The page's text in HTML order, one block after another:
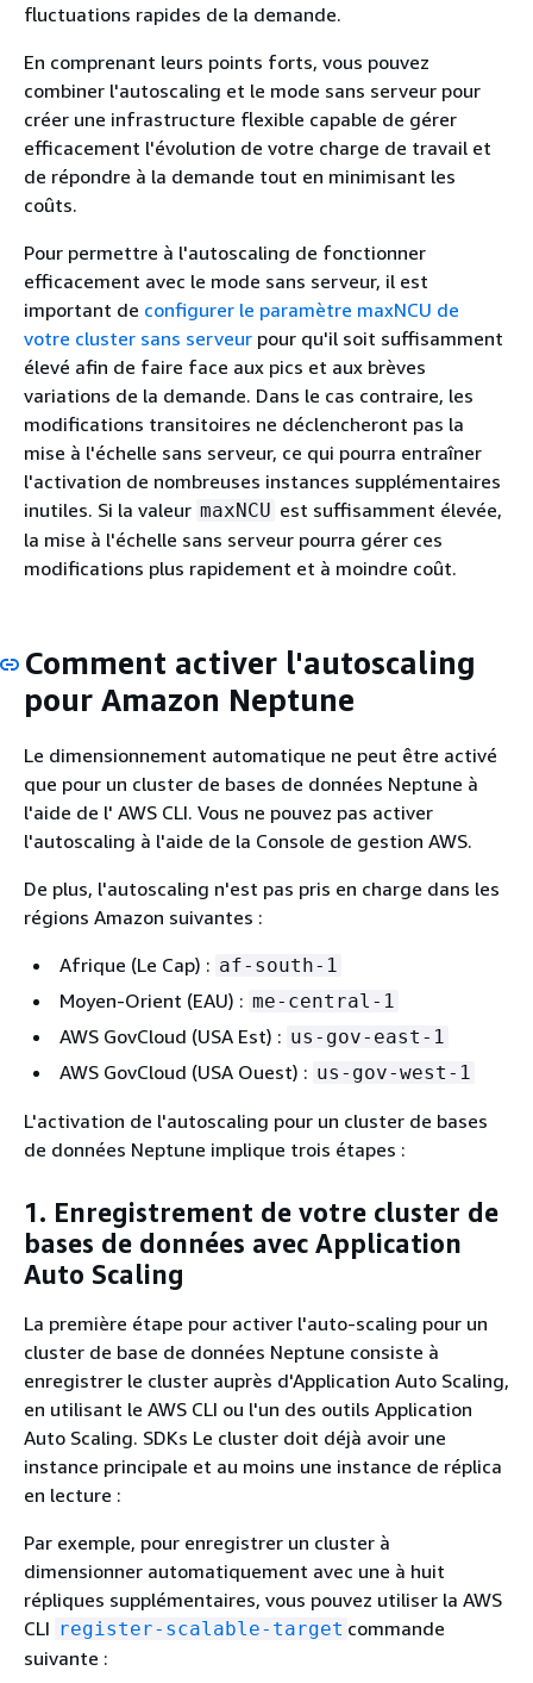
fluctuations rapides de la demande.
En comprenant leurs points forts, vous pouvez
combiner l'autoscaling et le mode sans serveur pour
créer une infrastructure flexible capable de gérer
efficacement l'évolution de votre charge de travail et
de répondre à la demande tout en minimisant les
coûts.
Pour permettre à l'autoscaling de fonctionner
efficacement avec le mode sans serveur, il est
important de configurer le paramètre maxNCU de
votre cluster sans serveur pour qu'il soit suffisamment
élevé afin de faire face aux pics et aux brèves
variations de la demande. Dans le cas contraire, les
modifications transitoires ne déclencheront pas la
mise à l'échelle sans serveur, ce qui pourra entraîner
l'activation de nombreuses instances supplémentaires
inutiles. Si la valeur maxNCU est suffisamment élevée,
la mise à l'échelle sans serveur pourra gérer ces
modifications plus rapidement et à moindre coût.
Comment activer l'autoscaling
pour Amazon Neptune
Le dimensionnement automatique ne peut être activé
que pour un cluster de bases de données Neptune à
l'aide de l' AWS CLI. Vous ne pouvez pas activer
l'autoscaling à l'aide de la Console de gestion AWS.
De plus, l'autoscaling n'est pas pris en charge dans les
régions Amazon suivantes :
Afrique (Le Cap) : af-south-1
Moyen-Orient (EAU) : me-central-1
AWS GovCloud (USA Est) : us-gov-east-1
AWS GovCloud (USA Ouest) : us-gov-west-1
L'activation de l'autoscaling pour un cluster de bases
de données Neptune implique trois étapes :
1. Enregistrement de votre cluster de
bases de données avec Application
Auto Scaling
La première étape pour activer l'auto-scaling pour un
cluster de base de données Neptune consiste à
enregistrer le cluster auprès d'Application Auto Scaling,
en utilisant le AWS CLI ou l'un des outils Application
Auto Scaling. SDKs Le cluster doit déjà avoir une
instance principale et au moins une instance de réplica
en lecture :
Par exemple, pour enregistrer un cluster à
dimensionner automatiquement avec une à huit
répliques supplémentaires, vous pouvez utiliser la AWS
CLI register-scalable-target commande
suivante :